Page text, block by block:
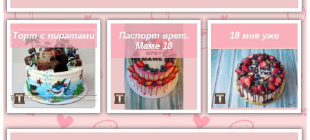
Торт с пиратами
Паспорт врет.
Маме 18
18 мне уже